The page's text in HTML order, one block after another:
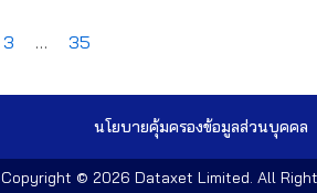
3 … 35
นโยบายคุ้มครองข้อมูลส่วนบุคคล​
Copyright © 2026 Dataxet Limited. All